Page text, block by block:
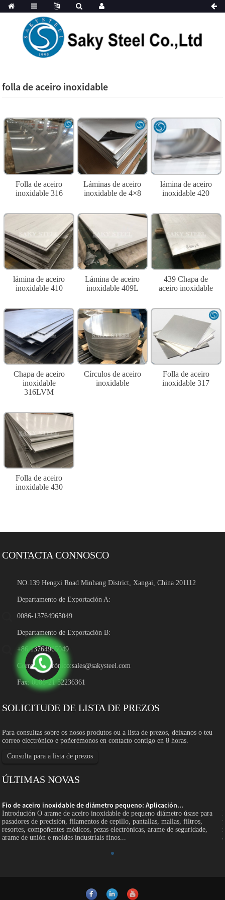
folla de aceiro inoxidable
Folla de aceiro
inoxidable 316
Láminas de aceiro
inoxidable de 4×8
lámina de aceiro
inoxidable 420
lámina de aceiro
inoxidable 410
Lámina de aceiro
inoxidable 409L
439 Chapa de
aceiro inoxidable
Chapa de aceiro
inoxidable
316LVM
Círculos de aceiro
inoxidable
Folla de aceiro
inoxidable 317
Folla de aceiro
inoxidable 430
CONTACTA CONNOSCO
NO.139 Hengxi Road Minhang District, Xangai, China 201112
Departamento de Exportación A:
0086-13764965049
Departamento de Exportación B:
+86 13764965049
Correo electrónico:sales@sakysteel.com
Fax: 0086-21 52236361
SOLICITUDE DE LISTA DE PREZOS
Para consultas sobre os nosos produtos ou a lista de prezos, déixanos o teu
correo electrónico e poñerémonos en contacto contigo en 8 horas.
Consulta para a lista de prezos
ÚLTIMAS NOVAS
Fío de aceiro inoxidable de diámetro pequeno: Aplicación...
Introdución O arame de aceiro inoxidable de pequeno diámetro úsase para
pasadores de precisión, filamentos de cepillo, pantallas, mallas, filtros,
resortes, compoñentes médicos, pezas electrónicas, arame de seguridade,
arame de unión e moldes industriais finos...